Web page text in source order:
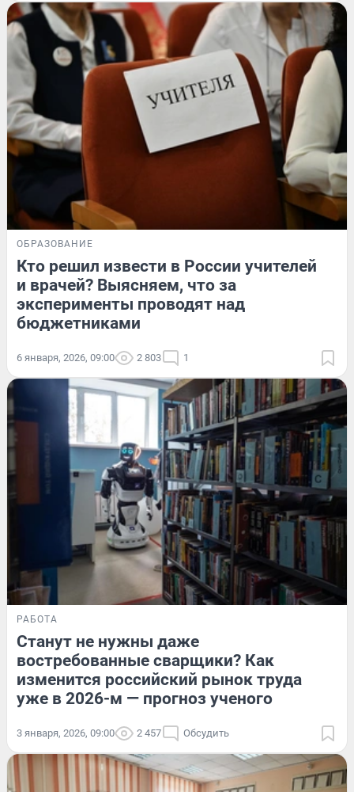
ОБРАЗОВАНИЕ
Кто решил извести в России учителей
и врачей? Выясняем, что за
эксперименты проводят над
бюджетниками
6 января, 2026, 09:00 2 803 1
РАБОТА
Станут не нужны даже
востребованные сварщики? Как
изменится российский рынок труда
уже в 2026-м — прогноз ученого
3 января, 2026, 09:00 2 457 Обсудить